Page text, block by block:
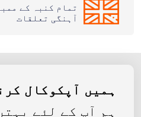
تمام کنبہ کے
آہنگی تعلقات
ہمیں آپکوکال
ہم آپ کے لئے